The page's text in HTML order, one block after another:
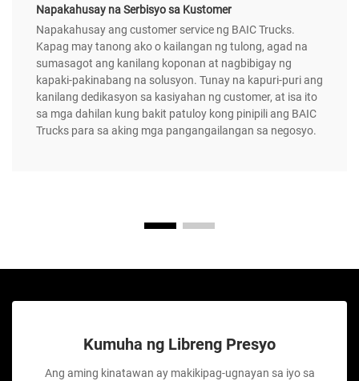
Napakahusay na Serbisyo sa Kustomer
Napakahusay ang customer service ng BAIC Trucks.
Kapag may tanong ako o kailangan ng tulong, agad na
sumasagot ang kanilang koponan at nagbibigay ng
kapaki-pakinabang na solusyon. Tunay na kapuri-puri ang
kanilang dedikasyon sa kasiyahan ng customer, at isa ito
sa mga dahilan kung bakit patuloy kong pinipili ang BAIC
Trucks para sa aking mga pangangailangan sa negosyo.
Kumuha ng Libreng Presyo
Ang aming kinatawan ay makikipag-ugnayan sa iyo sa